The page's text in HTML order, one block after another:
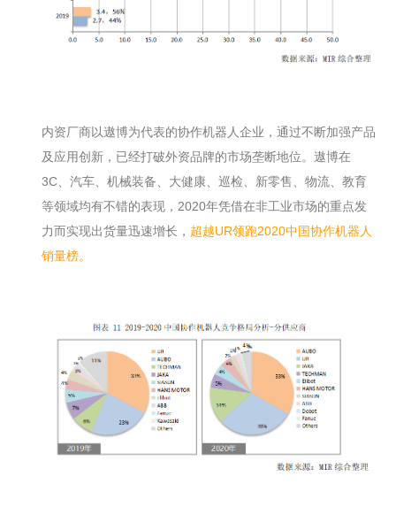
内资厂商以遨博为代表的协作机器人企业，通过不断加强产品
及应用创新，已经打破外资品牌的市场垄断地位。遨博在
3C、汽车、机械装备、大健康、巡检、新零售、物流、教育
等领域均有不错的表现，2020年凭借在非工业市场的重点发
力而实现出货量迅速增长， 超越UR领跑2020中国协作机器人
销量榜。